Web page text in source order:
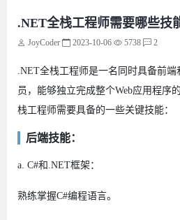
.NET全栈工程师需要哪些技
JoyCoder 2023-10-06 5738 2
.NET全栈工程师是一名同时具备前
员，能够独立完成整个Web应用程序
栈工程师需要具备的一些关键技能：
后端技能：
a. C#和.NET框架：
熟练掌握C#编程语言。